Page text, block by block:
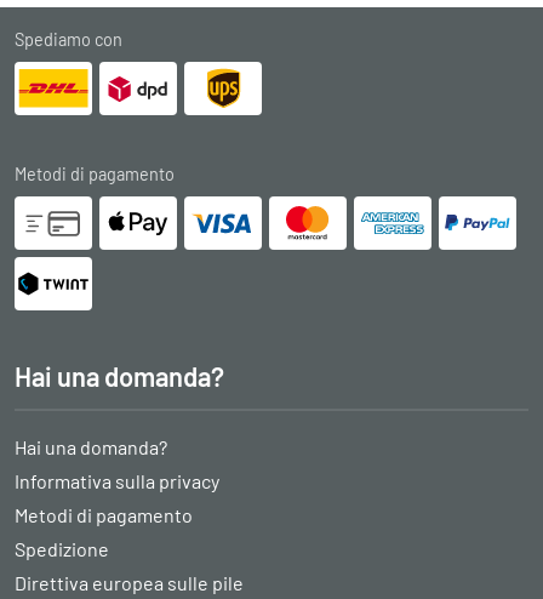
Spediamo con
Metodi di pagamento
Hai una domanda?
Hai una domanda?
Informativa sulla privacy
Metodi di pagamento
Spedizione
Direttiva europea sulle pile